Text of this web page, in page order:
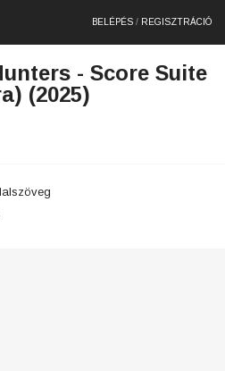
BELÉPÉS / REGISZTRÁCIÓ
- Score Suite
(2025)